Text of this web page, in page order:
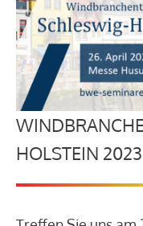
HOLSTEIN 2023